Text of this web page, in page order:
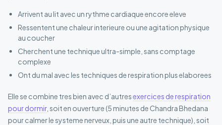
Arrivent au lit avec un rythme cardiaque encore eleve
Ressentent une chaleur interieure ou une agitation physique
au coucher
Cherchent une technique ultra-simple, sans comptage
complexe
Ont du mal avec les techniques de respiration plus elaborees
Elle se combine tres bien avec d’autresexercices de respiration
pour dormir, soit en ouverture (5 minutes de Chandra Bhedana
pour calmer le systeme nerveux, puis une autre technique), soit